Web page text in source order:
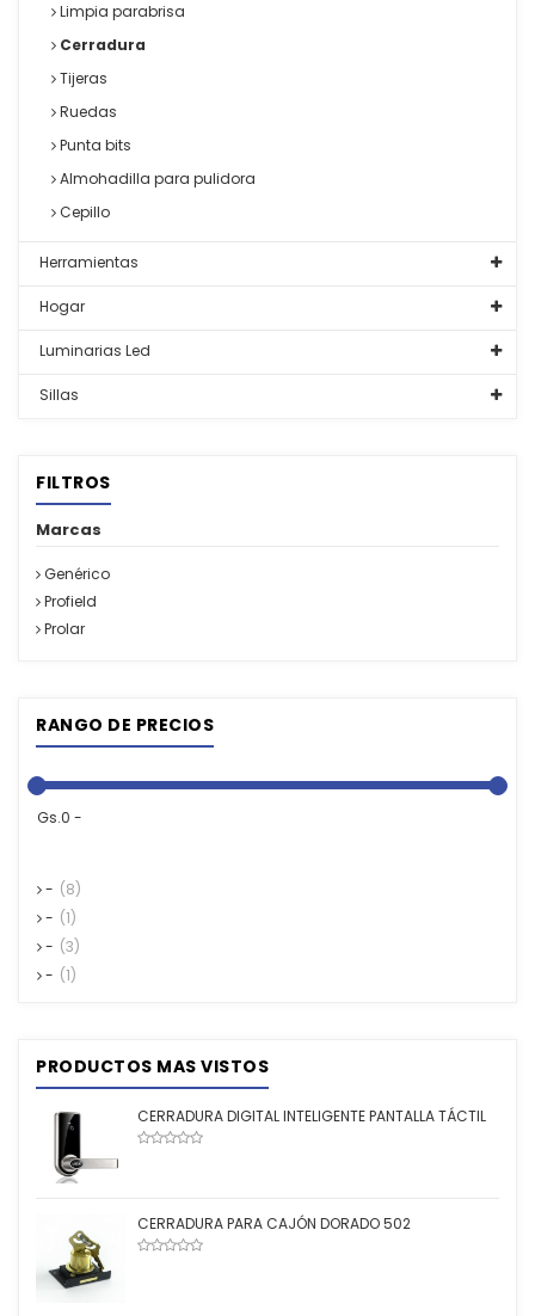
Limpia parabrisa
Cerradura
Tijeras
Ruedas
Punta bits
Almohadilla para pulidora
Cepillo
Herramientas
Hogar
Luminarias Led
Sillas
FILTROS
Marcas
Genérico
Profield
Prolar
RANGO DE PRECIOS
Gs.0 -
- (8)
- (1)
- (3)
- (1)
PRODUCTOS MAS VISTOS
CERRADURA DIGITAL INTELIGENTE PANTALLA TÁCTIL
CERRADURA PARA CAJÓN DORADO 502